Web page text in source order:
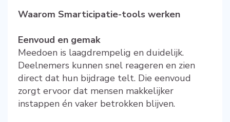
Waarom Smarticipatie-tools werken
Eenvoud en gemak
Meedoen is laagdrempelig en duidelijk.
Deelnemers kunnen snel reageren en zien
direct dat hun bijdrage telt. Die eenvoud
zorgt ervoor dat mensen makkelijker
instappen én vaker betrokken blijven.